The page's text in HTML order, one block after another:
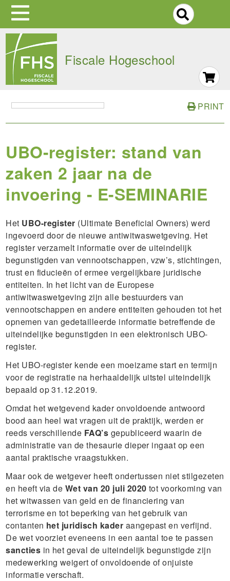
Skip
main
navigation
Fiscale Hogeschool
PRINT
UBO-register: stand van
zaken 2 jaar na de
invoering - E-SEMINARIE
Het UBO-register (Ultimate Beneficial Owners) werd
ingevoerd door de nieuwe antiwitwaswetgeving. Het
register verzamelt informatie over de uiteindelijk
begunstigden van vennootschappen, vzw’s, stichtingen,
trust en fiducieën of ermee vergelijkbare juridische
entiteiten. In het licht van de Europese
antiwitwaswetgeving zijn alle bestuurders van
vennootschappen en andere entiteiten gehouden tot het
opnemen van gedetailleerde informatie betreffende de
uiteindelijke begunstigden in een elektronisch UBO-
register.
Het UBO-register kende een moeizame start en termijn
voor de registratie na herhaaldelijk uitstel uiteindelijk
bepaald op 31.12.2019.
Omdat het wetgevend kader onvoldoende antwoord
bood aan heel wat vragen uit de praktijk, werden er
reeds verschillende FAQ’s gepubliceerd waarin de
administratie van de thesaurie dieper ingaat op een
aantal praktische vraagstukken.
Maar ook de wetgever heeft ondertussen niet stilgezeten
en heeft via de Wet van 20 juli 2020 tot voorkoming van
het witwassen van geld en de financiering van
terrorisme en tot beperking van het gebruik van
contanten het juridisch kader aangepast en verfijnd.
De wet voorziet eveneens in een aantal toe te passen
sancties in het geval de uiteindelijk begunstigde zijn
medewerking weigert of onvoldoende of onjuiste
informatie verschaft.